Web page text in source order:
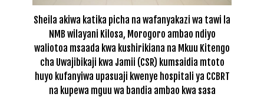
Sheila akiwa katika picha na wafanyakazi wa tawi la
NMB wilayani Kilosa, Morogoro ambao ndiyo
waliotoa msaada kwa kushirikiana na Mkuu Kitengo
cha Uwajibikaji kwa Jamii (CSR) kumsaidia mtoto
huyo kufanyiwa upasuaji kwenye hospitali ya CCBRT
na kupewa mguu wa bandia ambao kwa sasa